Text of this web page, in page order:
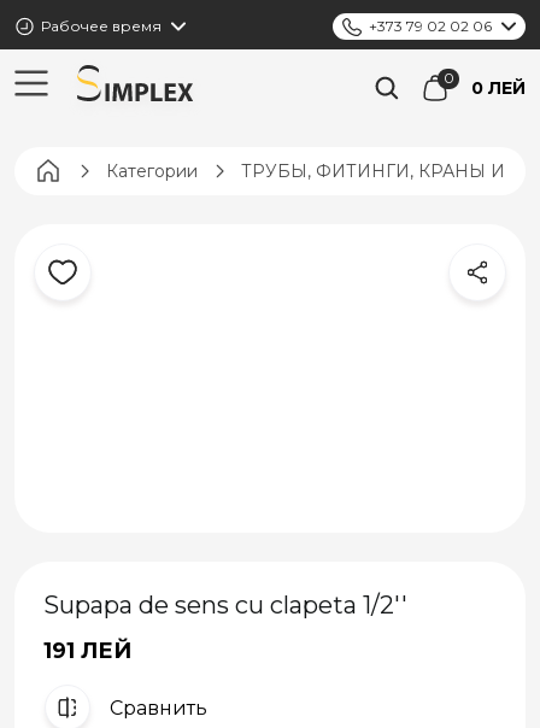
Рабочее время +373 79 02 02 06
0 ЛЕЙ
Pagina principală
Категории ТРУБЫ, ФИТИНГИ, КРАНЫ И
Supapa de sens cu clapeta 1/2''
191 ЛЕЙ
Cравнить